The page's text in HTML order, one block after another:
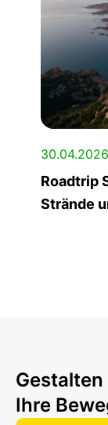
30.04.2026
Roadtrip
Strände
Gestalten
Ihre